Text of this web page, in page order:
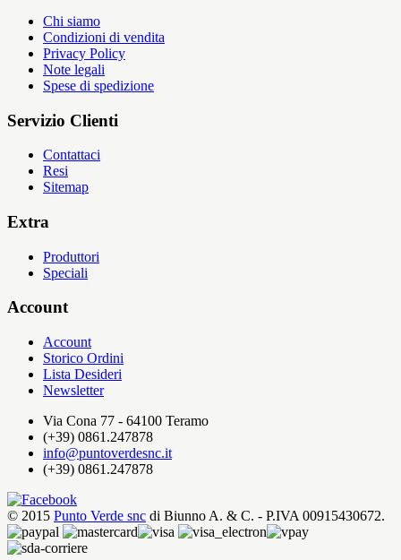
Chi siamo
Condizioni di vendita
Privacy Policy
Note legali
Spese di spedizione
Servizio Clienti
Contattaci
Resi
Sitemap
Extra
Produttori
Speciali
Account
Account
Storico Ordini
Lista Desideri
Newsletter
Via Cona 77 - 64100 Teramo
(+39) 0861.247878
info@puntoverdesnc.it
(+39) 0861.247878
© 2015 Punto Verde snc di Biunno A. & C. - P.IVA 00915430672.